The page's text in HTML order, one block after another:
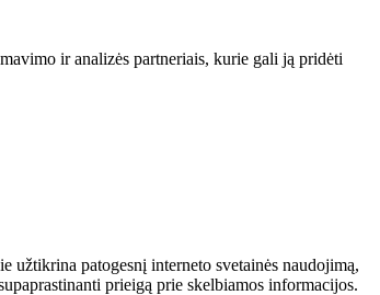
ir analizės partneriais, kurie gali ją pridėti
patogesnį interneto svetainės naudojimą,
prieigą prie skelbiamos informacijos.